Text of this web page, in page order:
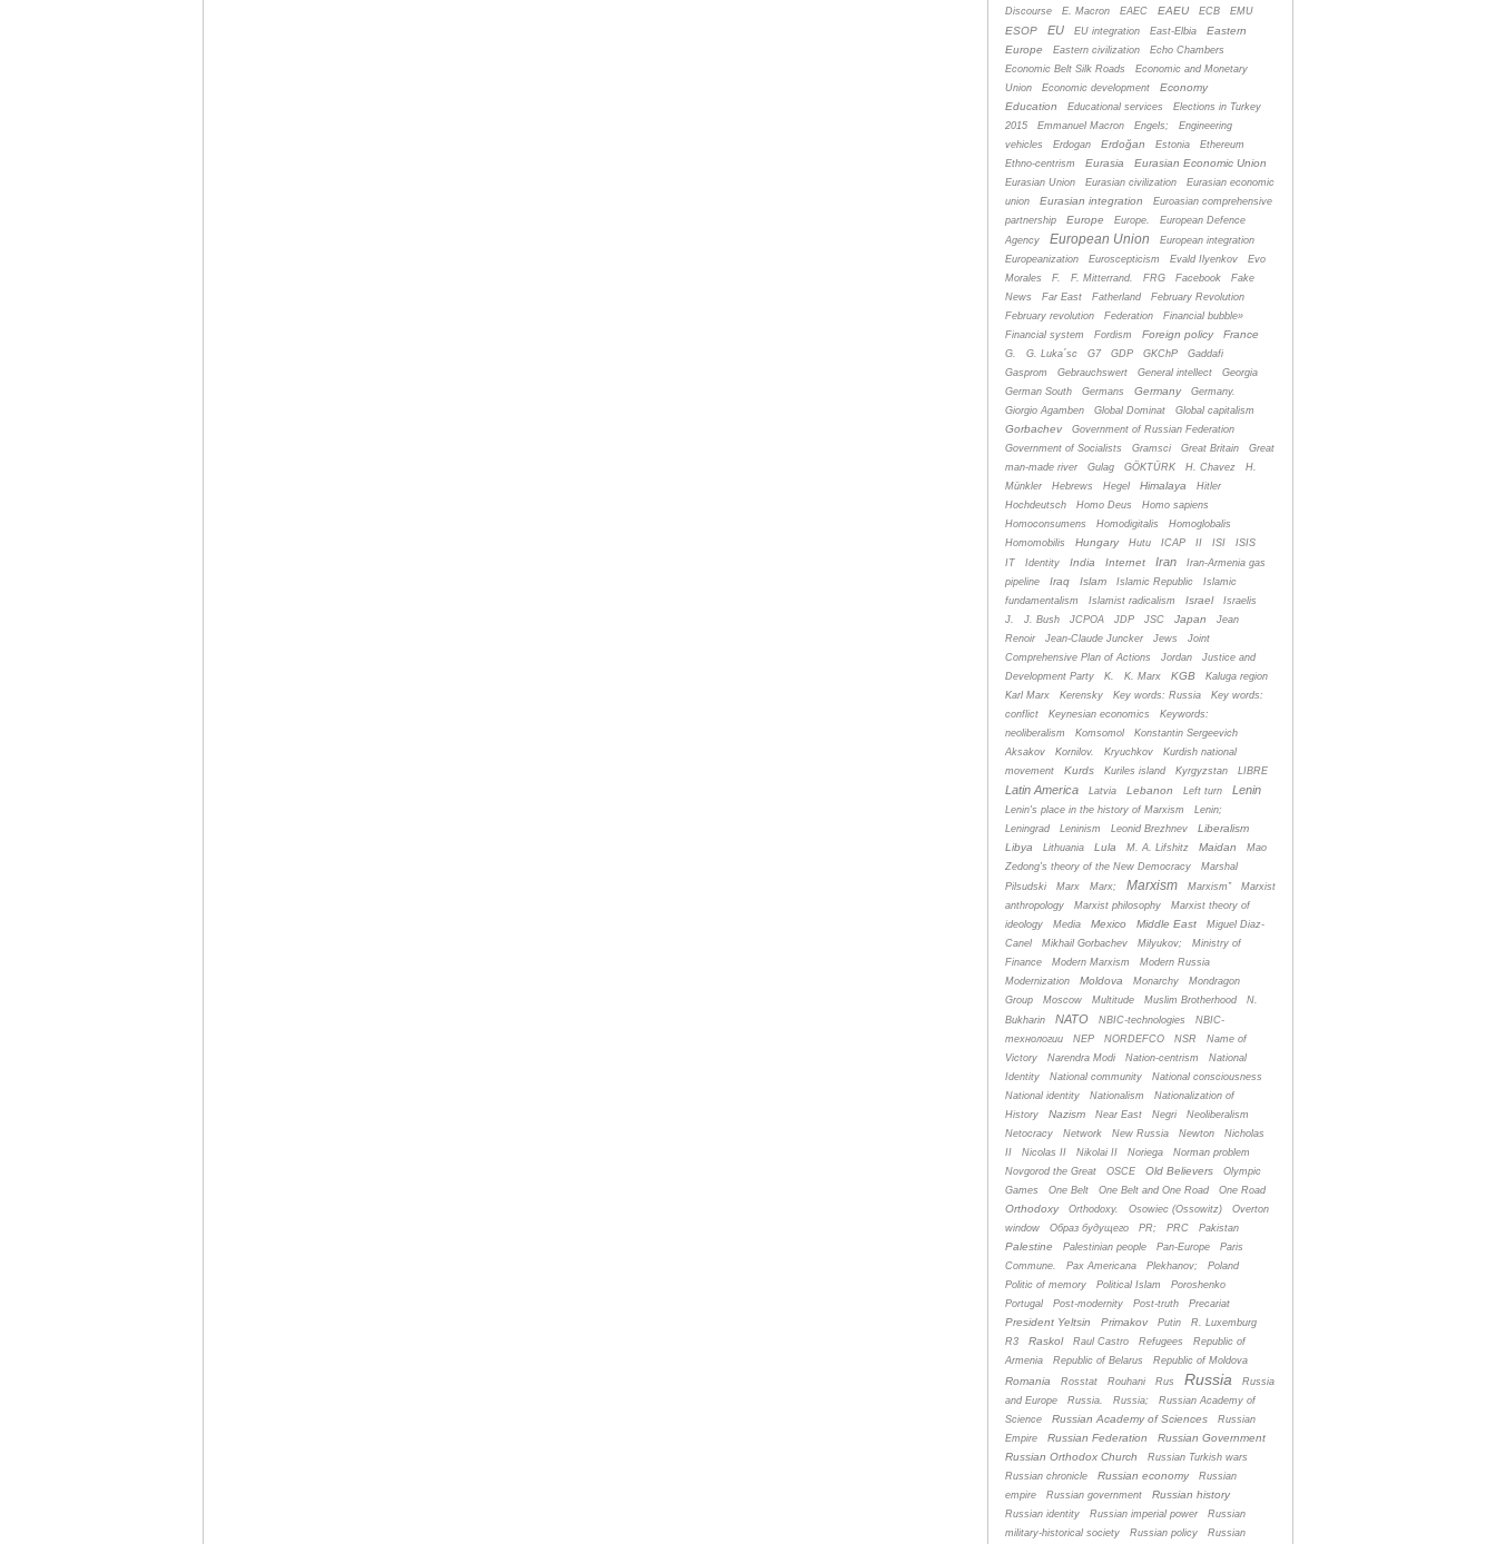
Discourse
E. Macron EAEC EAEU ECB EMU
ESOP EU EU integration East-Elbia
Eastern
Europe
Eastern civilization
Echo Chambers
Economic Belt Silk Roads
Economic and Monetary
Union
Economic development
Economy
Education
Educational services
Elections in Turkey
2015
Emmanuel Macron Engels;
Engineering
vehicles
Erdogan Erdoğan Estonia
Ethereum
Ethno-centrism
Eurasia Eurasian Economic Union
Eurasian Union Eurasian civilization
Eurasian economic
union
Eurasian integration
Euroasian comprehensive
partnership
Europe Europe.
European Defence
Agency
European Union
European integration
Europeanization
Euroscepticism Evald Ilyenkov
Evo
Morales
F. F. Mitterrand. FRG Facebook
Fake
News
Far East Fatherland
February Revolution
February revolution
Federation
Financial bubble»
Financial system
Fordism Foreign policy France
G. G. Luka´sc G7 GDP GKChP
Gaddafi
Gasprom
Gebrauchswert General intellect
Georgia
German South
Germans Germany
Germany.
Giorgio Agamben
Global Dominat Global capitalism
Gorbachev
Government of Russian Federation
Government of Socialists
Gramsci Great Britain
Great
man-made river
Gulag GÖKTÜRK H. Chavez
H.
Münkler
Hebrews Hegel Himalaya
Hitler
Hochdeutsch
Homo Deus
Homo sapiens
Homoconsumens
Homodigitalis
Homoglobalis
Homomobilis
Hungary Hutu ICAP II ISI
ISIS
IT
Identity India Internet Iran
Iran-Armenia gas
pipeline
Iraq Islam Islamic Republic
Islamic
fundamentalism
Islamist radicalism Israel
Israelis
J.
J. Bush JCPOA JDP JSC Japan
Jean
Renoir
Jean-Claude Juncker Jews
Joint
Comprehensive Plan of Actions
Jordan
Justice and
Development Party
K. K. Marx KGB
Kaluga region
Karl Marx
Kerensky Key words: Russia
Key words:
conflict
Keynesian economics
Keywords:
neoliberalism
Komsomol
Konstantin Sergeevich
Aksakov
Kornilov. Kryuchkov
Kurdish national
movement
Kurds Kuriles island Kyrgyzstan LIBRE
Latin America Latvia Lebanon Left turn Lenin
Lenin's place in the history of Marxism
Lenin;
Leningrad
Leninism Leonid Brezhnev
Liberalism
Libya
Lithuania Lula M. A. Lifshitz Maidan
Mao
Zedong's theory of the New Democracy
Marshal
Pilsudski
Marx Marx; Marxism Marxism”
Marxist
anthropology
Marxist philosophy
Marxist theory of
ideology
Media Mexico Middle East
Miguel Diaz-
Canel
Mikhail Gorbachev Milyukov;
Ministry of
Finance
Modern Marxism
Modern Russia
Modernization
Moldova Monarchy
Mondragon
Group
Moscow Multitude Muslim Brotherhood
N.
Bukharin
NATO NBIC-technologies
NBIC-
технологии
NEP NORDEFCO NSR
Name of
Victory
Narendra Modi Nation-centrism
National
Identity
National community
National consciousness
National identity
Nationalism
Nationalization of
History
Nazism Near East Negri
Neoliberalism
Netocracy
Network New Russia Newton
Nicholas
II
Nicolas II Nikolai II Noriega
Norman problem
Novgorod the Great
OSCE Old Believers
Olympic
Games
One Belt One Belt and One Road One Road
Orthodoxy Orthodoxy. Osowiec (Ossowitz)
Overton
window
Oбраз будущего PR; PRC Pakistan
Palestine Palestinian people Pan-Europe
Paris
Commune.
Pax Americana Plekhanov;
Poland
Politic of memory
Political Islam
Poroshenko
Portugal
Post-modernity Post-truth Precariat
President Yeltsin Primakov Putin
R. Luxemburg
R3
Raskol Raul Castro Refugees
Republic of
Armenia
Republic of Belarus Republic of Moldova
Romania Rosstat Rouhani Rus Russia
Russia
and Europe
Russia. Russia;
Russian Academy of
Science
Russian Academy of Sciences
Russian
Empire
Russian Federation
Russian Government
Russian Orthodox Church
Russian Turkish wars
Russian chronicle
Russian economy
Russian
empire
Russian government Russian history
Russian identity Russian imperial power
Russian
military-historical society
Russian policy Russian